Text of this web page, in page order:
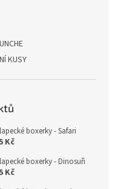
KUSY
boxerky - Safari
Kč
boxerky - Dinosuři
Kč